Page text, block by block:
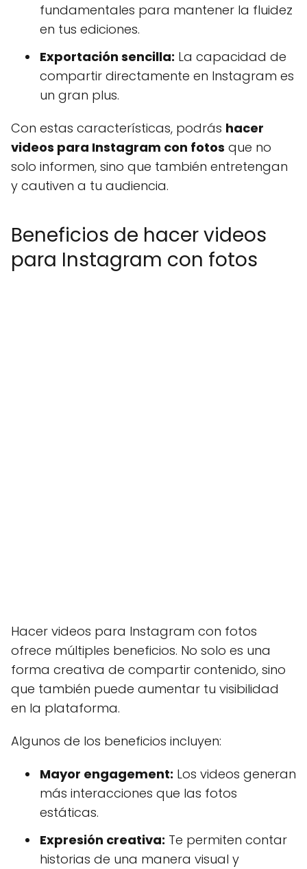
fundamentales para mantener la fluidez
en tus ediciones.
Exportación sencilla: La capacidad de
compartir directamente en Instagram es
un gran plus.
Con estas características, podrás hacer
videos para Instagram con fotos que no
solo informen, sino que también entretengan
y cautiven a tu audiencia.
Beneficios de hacer videos
para Instagram con fotos
Hacer videos para Instagram con fotos
ofrece múltiples beneficios. No solo es una
forma creativa de compartir contenido, sino
que también puede aumentar tu visibilidad
en la plataforma.
Algunos de los beneficios incluyen:
Mayor engagement: Los videos generan
más interacciones que las fotos
estáticas.
Expresión creativa: Te permiten contar
historias de una manera visual y